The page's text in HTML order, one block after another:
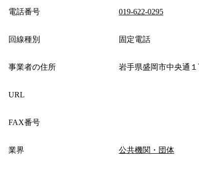
電話番号 019-622-0295
回線種別 固定電話
事業者の住所 岩手県盛岡市中央通
URL
FAX番号
業界 公共機関・団体